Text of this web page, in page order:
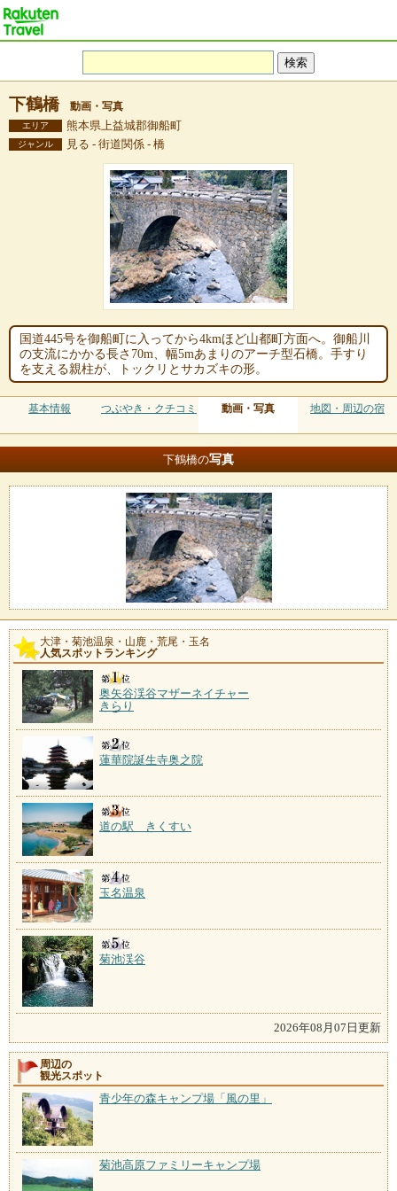
下鶴橋 動画・写真
エリア 熊本県上益城郡御船町
ジャンル 見る - 街道関係 - 橋
国道445号を御船町に入ってから4kmほど山都町方面へ。御船川
の支流にかかる長さ70m、幅5mあまりのアーチ型石橋。手すり
を支える親柱が、トックリとサカズキの形。
基本情報 つぶやき・クチコミ 動画・写真 地図・周辺の宿
下鶴橋の写真
大津・菊池温泉・山鹿・荒尾・玉名
人気スポットランキング
奥矢谷渓谷マザーネイチャー
きらり
蓮華院誕生寺奥之院
道の駅 きくすい
玉名温泉
菊池渓谷
2026年08月07日更新
周辺の
観光スポット
青少年の森キャンプ場「風の里」
菊池高原ファミリーキャンプ場